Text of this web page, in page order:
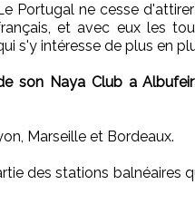
Portugal ne cesse
et avec eux les
s'y intéresse de plus en
son Naya Club a
Marseille et Bordeaux.
des stations balnéaires